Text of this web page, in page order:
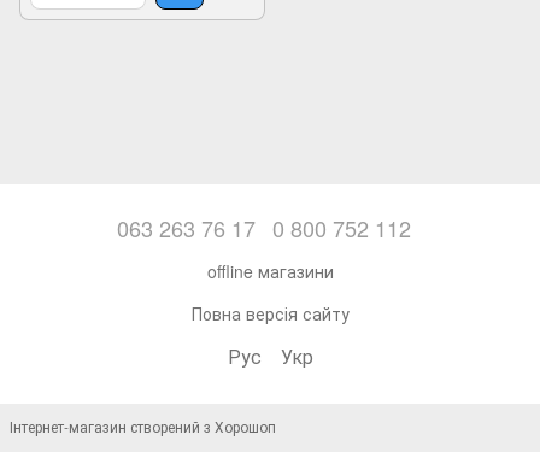
063 263 76 17 0 800 752 112
offline магазини
Повна версія сайту
Рус Укр
Інтернет-магазин створений з Хорошоп